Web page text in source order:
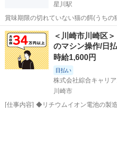
星川駅
賞味期限の切れていない猫の餌(うちの
カリカリからシニアフード、ウェット
しいです) トイレ砂、トイレシート。 ダイエット器具。 お譲り下さ
い。 悪戯メッセージは...
神奈川 横浜市 星川駅 手伝っ
＜川崎市川崎区
のマシン操作/日
時給1,600円
日払い
株式会社綜合キャリ
川崎市
[仕事内容] ◆リチウムイオン電池の製